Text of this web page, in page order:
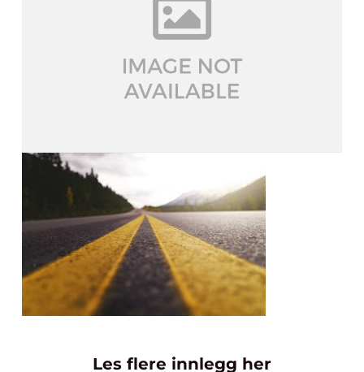
Les flere innlegg her